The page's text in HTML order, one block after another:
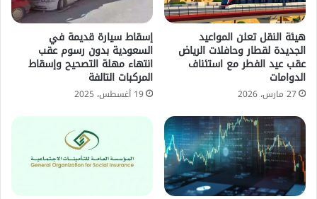
هيئة النقل تعلن المواعيد
الجديدة لقطار وحافلات الرياض
عقب عيد الفطر مع استئناف
الدوامات
27 مارس، 2026
إسقاط سيارة قديمة في
السعودية بدون رسوم عقب
انتهاء مهلة التصحيح وإسقاط
المركبات التالفة
19 أغسطس، 2025